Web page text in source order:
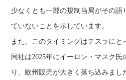
少なくとも一部の規制当局がその語
ていないことを示しています。
また、このタイミングはテスラにと
同社は2025年にイーロン・マスク
り、欧州販売が大きく落ち込みま